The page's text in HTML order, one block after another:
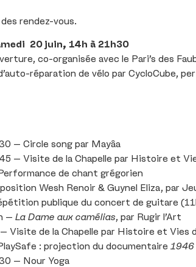
rendez-vous.
20 juin, 14h à 21h30
co-organisée avec le Pari’s des
réparation de vélo par CycloCube,
– Circle song par Mayâa
– Visite de la Chapelle par Histoire et
de chant grégorien
Wesh Renoir & Guynel Eliza, par
publique du concert de guitare
– La Dame aux camélias, par Rugir l’Art
Visite de la Chapelle par Histoire et Vies
: projection du documentaire 1946
– Nour Yoga